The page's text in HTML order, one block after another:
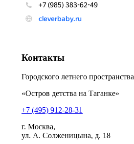
Контакты
Городского летнего пространства
«Остров детства на Таганке»
+7 (495) 912-28-31
г. Москва,
ул. А. Солженицына, д. 18